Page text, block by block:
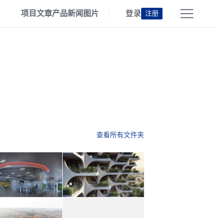
项目文章产品新闻 图片 登录 注册
查看所有文件夹